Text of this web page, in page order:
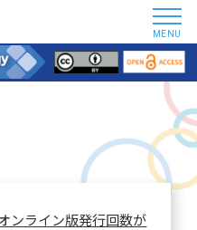
MENU
ンライン版発行回数が